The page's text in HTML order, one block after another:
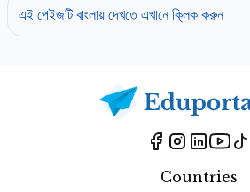
এই পেইজটি বাংলায় দেখতে এখানে ক্লিক করুন
Countries